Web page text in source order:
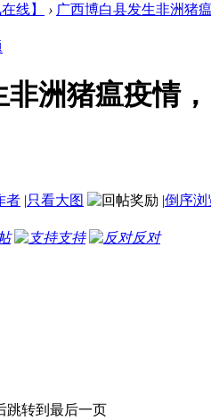
线】 › 广西博白县发生非洲猪
非洲猪瘟疫情
者 |只看大图 |倒序浏
支持
反对
跳转到最后一页